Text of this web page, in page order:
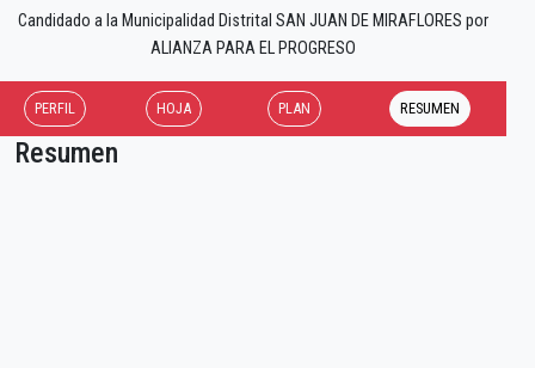
Candidado a la Municipalidad Distrital SAN JUAN DE MIRAFLORES por
ALIANZA PARA EL PROGRESO
PERFIL HOJA PLAN RESUMEN
Resumen